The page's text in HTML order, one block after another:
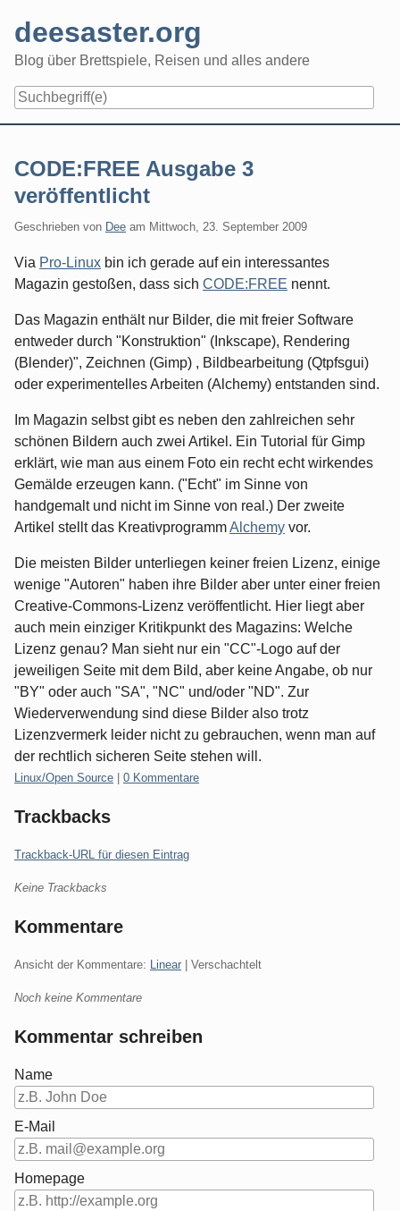
content
deesaster.org
Blog über Brettspiele, Reisen und alles andere
CODE:FREE Ausgabe 3
veröffentlicht
Geschrieben von Dee am Mittwoch, 23. September 2009
Via Pro-Linux bin ich gerade auf ein interessantes
Magazin gestoßen, dass sich CODE:FREE nennt.
Das Magazin enthält nur Bilder, die mit freier Software
entweder durch "Konstruktion" (Inkscape), Rendering
(Blender)", Zeichnen (Gimp) , Bildbearbeitung (Qtpfsgui)
oder experimentelles Arbeiten (Alchemy) entstanden sind.
Im Magazin selbst gibt es neben den zahlreichen sehr
schönen Bildern auch zwei Artikel. Ein Tutorial für Gimp
erklärt, wie man aus einem Foto ein recht echt wirkendes
Gemälde erzeugen kann. ("Echt" im Sinne von
handgemalt und nicht im Sinne von real.) Der zweite
Artikel stellt das KreativprogrammAlchemy vor.
Die meisten Bilder unterliegen keiner freien Lizenz, einige
wenige "Autoren" haben ihre Bilder aber unter einer freien
Creative-Commons-Lizenz veröffentlicht. Hier liegt aber
auch mein einziger Kritikpunkt des Magazins: Welche
Lizenz genau? Man sieht nur ein "CC"-Logo auf der
jeweiligen Seite mit dem Bild, aber keine Angabe, ob nur
"BY" oder auch "SA", "NC" und/oder "ND". Zur
Wiederverwendung sind diese Bilder also trotz
Lizenzvermerk leider nicht zu gebrauchen, wenn man auf
der rechtlich sicheren Seite stehen will.
Kategorien:
Linux/Open Source 0 Kommentare
Trackbacks
Trackback-URL für diesen Eintrag
Keine Trackbacks
Kommentare
Ansicht der Kommentare: Linear | Verschachtelt
Noch keine Kommentare
Kommentar schreiben
Name
E-Mail
Homepage